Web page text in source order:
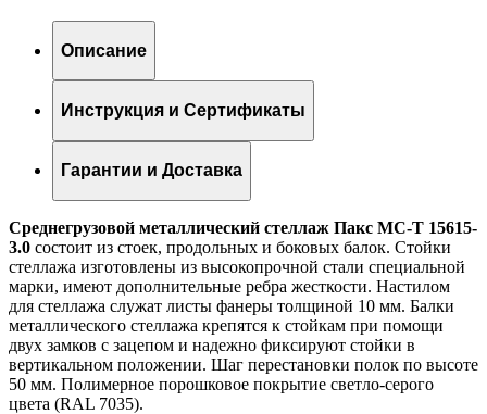
Описание
Инструкция и Сертификаты
Гарантии и Доставка
Среднегрузовой металлический стеллаж Пакс МС-Т 15615-
3.0 состоит из стоек, продольных и боковых балок. Стойки
стеллажа изготовлены из высокопрочной стали специальной
марки, имеют дополнительные ребра жесткости. Настилом
для стеллажа служат листы фанеры толщиной 10 мм. Балки
металлического стеллажа крепятся к стойкам при помощи
двух замков с зацепом и надежно фиксируют стойки в
вертикальном положении. Шаг перестановки полок по высоте
50 мм. Полимерное порошковое покрытие светло-серого
цвета (RAL 7035).